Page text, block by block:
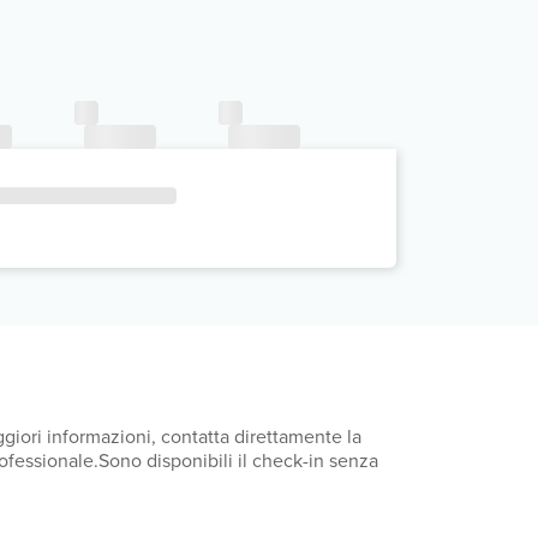
informazioni, contatta direttamente la
disponibili il check-in senza